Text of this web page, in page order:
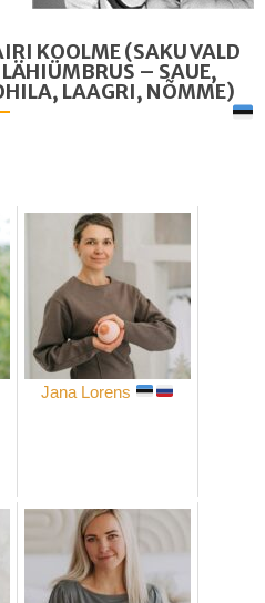
KOOLME (SAKU VALD
LÄHIÜMBRUS – SAUE,
LAAGRI, NÕMME)
Jana Lorens